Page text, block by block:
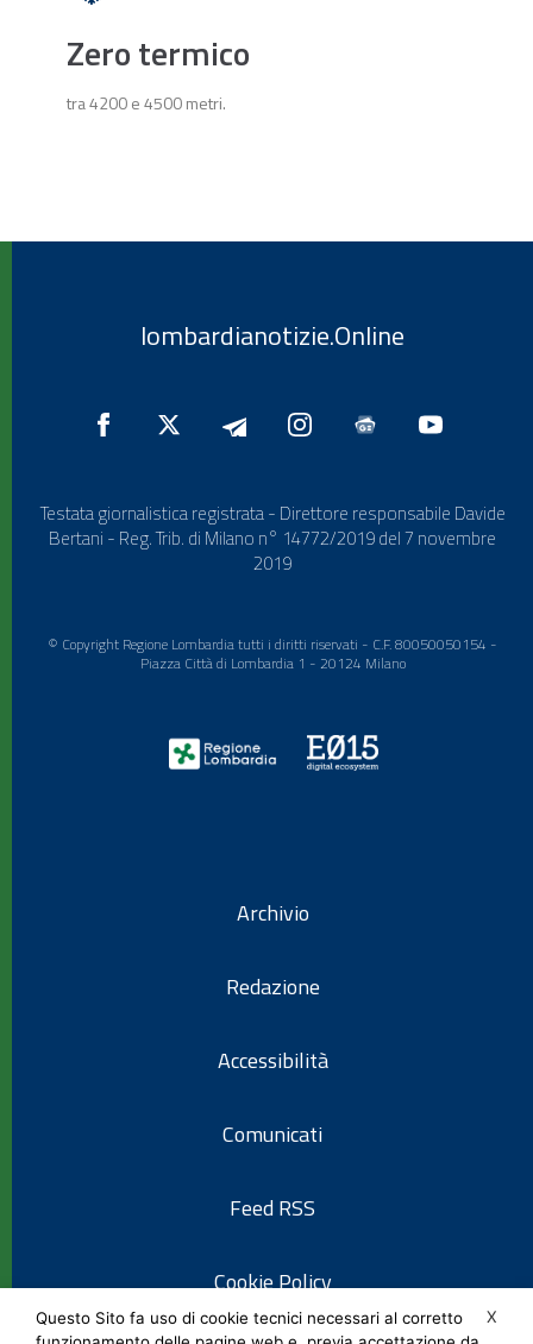
Zero termico
tra 4200 e 4500 metri.
lombardianotizie.Online
Testata giornalistica registrata - Direttore responsabile Davide
Bertani - Reg. Trib. di Milano n° 14772/2019 del 7 novembre
2019
© Copyright Regione Lombardia tutti i diritti riservati - C.F. 80050050154 -
Piazza Città di Lombardia 1 - 20124 Milano
Archivio
Redazione
Accessibilità
Comunicati
Feed RSS
Cookie Policy
X
Questo Sito fa uso di cookie tecnici necessari al corretto